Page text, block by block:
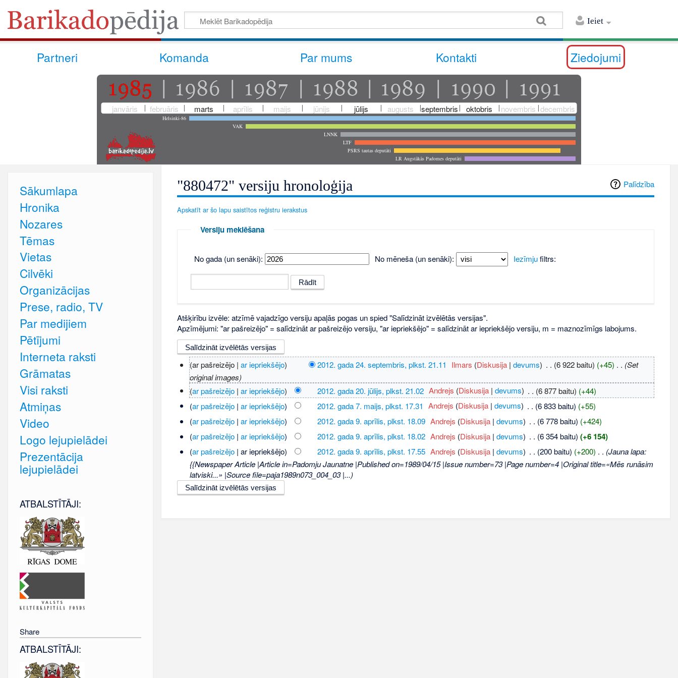
Ieiet
Partneri Komanda Par mums Kontakti Ziedojumi
janvāris februāris marts aprīlis maijs jūnijs jūlijs augusts septembris oktobris novembris decembris
Helsinki-86
VAK
LNNK
LTF
PSRS tautas deputāti
LR Augstākās Padomes deputāti
Palīdzība
"880472" versiju hronoloģija
Apskatīt ar šo lapu saistītos reģistru ierakstus
Versiju meklēšana
No gada (un senāki): No mēneša (un senāki): Iezīmjufiltrs:
Atšķirību izvēle: atzīmē vajadzīgo versiju apaļās pogas un spied "Salīdzināt izvēlētās versijas".
Apzīmējumi: "ar pašreizējo" = salīdzināt ar pašreizējo versiju, "ar iepriekšējo" = salīdzināt ar iepriekšējo versiju, m = maznozīmīgs labojums.
(ar pašreizējo | ar iepriekšējo) 2012. gada 24. septembris, plkst. 21.11 Ilmars (Diskusija |devums) . . (6 922 baitu) (+45) . . (Set
original images)
(ar pašreizējo| ar iepriekšējo) 2012. gada 20. jūlijs, plkst. 21.02 Andrejs (Diskusija |devums) . . (6 877 baitu) (+44)
(ar pašreizējo| ar iepriekšējo) 2012. gada 7. maijs, plkst. 17.31 Andrejs (Diskusija |devums) . . (6 833 baitu) (+55)
(ar pašreizējo| ar iepriekšējo) 2012. gada 9. aprīlis, plkst. 18.09 Andrejs (Diskusija |devums) . . (6 778 baitu) (+424)
(ar pašreizējo| ar iepriekšējo) 2012. gada 9. aprīlis, plkst. 18.02 Andrejs (Diskusija |devums) . . (6 354 baitu) (+6 154)
(ar pašreizējo| ar iepriekšējo) 2012. gada 9. aprīlis, plkst. 17.55 Andrejs (Diskusija |devums) . . (200 baitu) (+200) . . (Jauna lapa:
{{Newspaper Article |Article in=Padomju Jaunatne |Published on=1989/04/15 |Issue number=73 |Page number=4 |Original title=«Mēs runāsim
latviski...» |Source file=paja1989n073_004_03 |...)
Sākumlapa
Hronika
Nozares
Tēmas
Vietas
Cilvēki
Organizācijas
Prese, radio, TV
Par medijiem
Pētījumi
Interneta raksti
Grāmatas
Visi raksti
Atmiņas
Video
Logo lejupielādei
Prezentācija
lejupielādei
ATBALSTĪTĀJI:
Share
ATBALSTĪTĀJI: